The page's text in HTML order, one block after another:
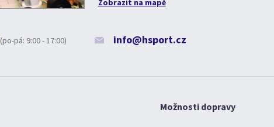
Zobrazit na mapě
(po-pá: 9:00 - 17:00) info@hsport.cz
Možnosti dopravy